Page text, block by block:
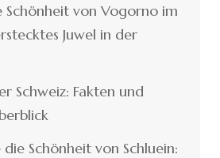
Schönheit von Vogorno im
Juwel in der
Schweiz: Fakten und
die Schönheit von Schluein: